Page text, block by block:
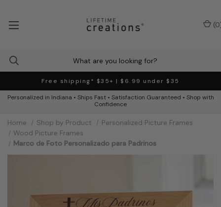
Free shipping* $35+ | $6.99 under $35
Personalized in Indiana • Ships Fast • Satisfaction Guaranteed • Shop with
Confidence
(0
Home Shop by Product
Personalized Picture Frames
Wood Picture Frames
Marco de Foto Personalizado para Padrinos